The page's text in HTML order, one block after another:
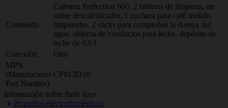
Contenido
Cafetera Perfection 660, 2 tabletas de limpieza, un
sobre descalcificador, 1 cuchara para café molido,
limpiatubo, 2 sticks para comprobar la dureza del
agua, sistema de conductos para leche, depósito de
leche de 0,6 l
Conexión
Otro
MPN
(Manufacturer
Part Number)
CP813D10
Información sobre flash days
Pequeños electrodomésticos